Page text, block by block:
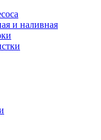
и наливная